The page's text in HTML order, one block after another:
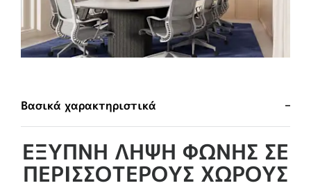
Βασικά χαρακτηριστικά
ΈΞΥΠΝΗ ΛΉΨΗ ΦΩΝΉΣ ΣΕ
ΠΕΡΙΣΣΌΤΕΡΟΥΣ ΧΏΡΟΥΣ